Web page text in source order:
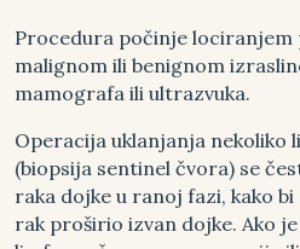
Procedura počinje lociranjem
malignom ili benignom
mamografa ili ultrazvuka.
Operacija uklanjanja nekoliko
(biopsija sentinel čvora) se
raka dojke u ranoj fazi, kako
rak proširio izvan dojke. Ako